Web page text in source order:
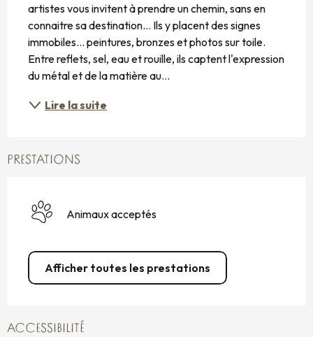
artistes vous invitent à prendre un chemin, sans en
connaitre sa destination... Ils y placent des signes
immobiles... peintures, bronzes et photos sur toile.
Entre reflets, sel, eau et rouille, ils captent l'expression
du métal et de la matière au...
Lire la suite
PRESTATIONS
Animaux acceptés
Afficher toutes les prestations
ACCESSIBILITÉ